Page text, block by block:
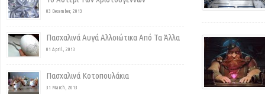
03 December, 2013
Πασχαλινά Αυγά Αλλοιώτικα Από Τα Άλλα
01 April, 2013
Πασχαλινά Κοτοπουλάκια
31 March, 2013